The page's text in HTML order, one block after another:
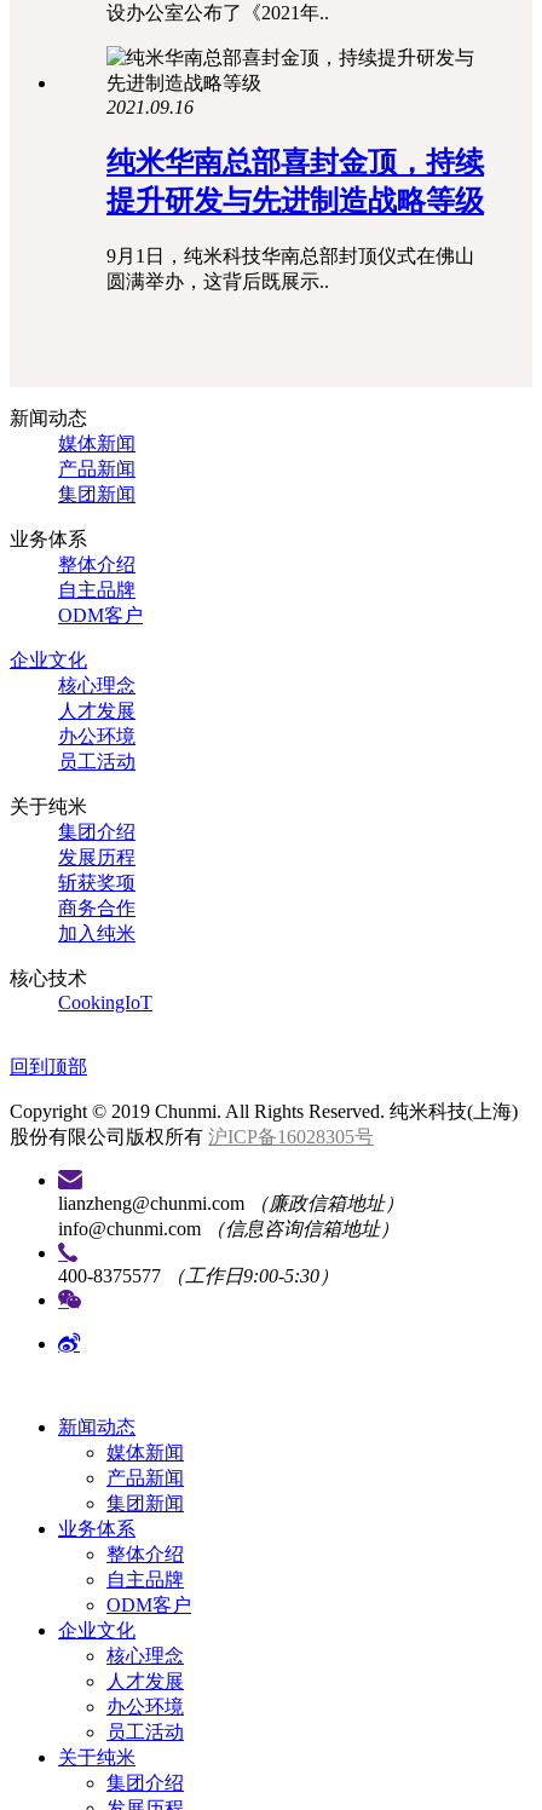
设办公室公布了《2021年..
2021.09.16
纯米华南总部喜封金顶，持续
提升研发与先进制造战略等级
9月1日，纯米科技华南总部封顶仪式在佛山
圆满举办，这背后既展示..
新闻动态
媒体新闻
产品新闻
集团新闻
业务体系
整体介绍
自主品牌
ODM客户
企业文化
核心理念
人才发展
办公环境
员工活动
关于纯米
集团介绍
发展历程
斩获奖项
商务合作
加入纯米
核心技术
CookingIoT
回到顶部
Copyright © 2019 Chunmi. All Rights Reserved. 纯米科技(上海)
股份有限公司版权所有 沪ICP备16028305号
lianzheng@chunmi.com
（廉政信箱地址）
info@chunmi.com
（信息咨询信箱地址）
400-8375577 （工作日9:00-5:30）
新闻动态
媒体新闻
产品新闻
集团新闻
业务体系
整体介绍
自主品牌
ODM客户
企业文化
核心理念
人才发展
办公环境
员工活动
关于纯米
集团介绍